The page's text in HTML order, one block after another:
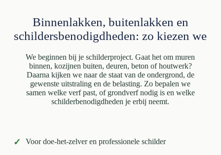
Binnenlakken, buitenlakken en
schildersbenodigdheden: zo kiezen we
We beginnen bij je schilderproject. Gaat het om muren
binnen, kozijnen buiten, deuren, beton of houtwerk?
Daarna kijken we naar de staat van de ondergrond, de
gewenste uitstraling en de belasting. Zo bepalen we
samen welke verf past, of grondverf nodig is en welke
schilderbenodigdheden je erbij neemt.
✓ Voor doe-het-zelver en professionele schilder